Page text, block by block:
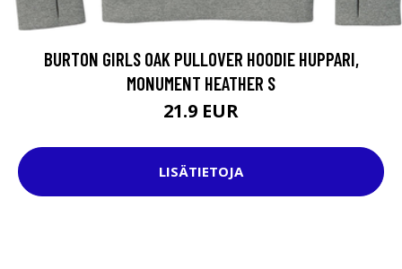
BURTON GIRLS OAK PULLOVER HOODIE HUPPARI,
MONUMENT HEATHER S
21.9 EUR
LISÄTIETOJA